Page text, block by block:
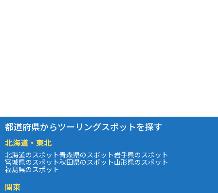
都道府県からツーリングスポットを探す
北海道・東北
北海道のスポット青森県のスポット岩手県のスポット
宮城県のスポット秋田県のスポット山形県のスポット
福島県のスポット
関東